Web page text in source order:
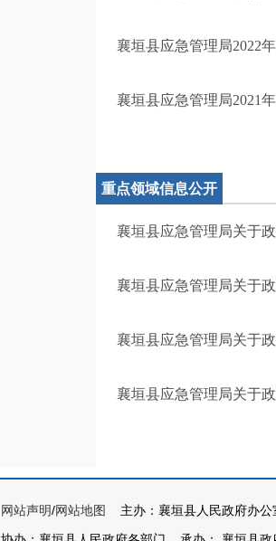
襄垣县应急管理局2022
襄垣县应急管理局2021
重点领域信息公开
襄垣县应急管理局关于
襄垣县应急管理局关于
襄垣县应急管理局关于
襄垣县应急管理局关于
网站声明/网站地图
主办：襄垣县人民政府办公